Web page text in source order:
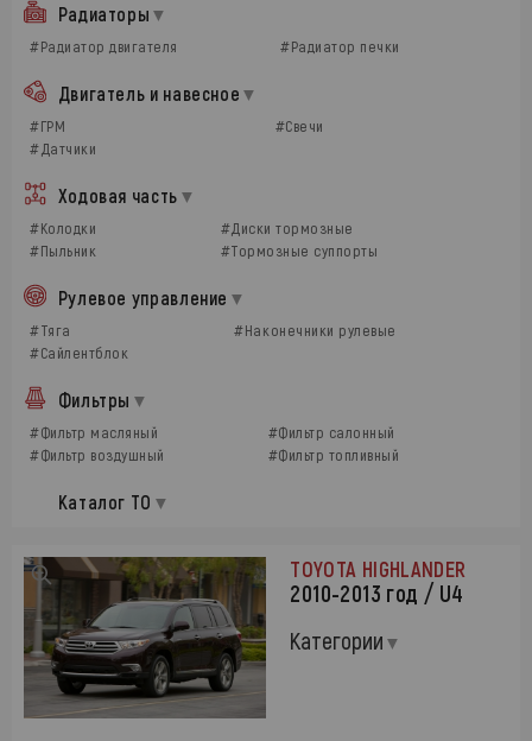
Радиаторы
#Радиатор двигателя #Радиатор печки
Двигатель и навесное
#ГРМ
#Свечи
#Датчики
Ходовая часть
#Колодки
#Диски тормозные
#Пыльник
#Тормозные суппорты
Рулевое управление
#Тяга
#Наконечники рулевые
#Сайлентблок
Фильтры
#Фильтр масляный
#Фильтр салонный
#Фильтр воздушный
#Фильтр топливный
Каталог ТО
TOYOTA HIGHLANDER
2010-2013 год / U4
Категории